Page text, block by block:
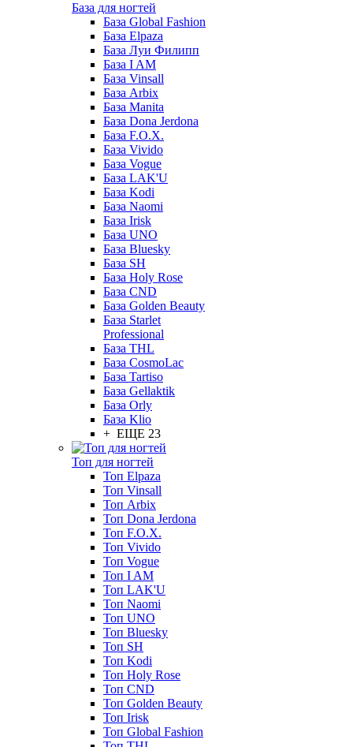
База для ногтей
База Global Fashion
База Elpaza
База Луи Филипп
База I AM
База Vinsall
База Arbix
База Manita
База Dona Jerdona
База F.O.X.
База Vivido
База Vogue
База LAK'U
База Kodi
База Naomi
База Irisk
База UNO
База Bluesky
База SH
База Holy Rose
База CND
База Golden Beauty
База Starlet
Professional
База THL
База CosmoLac
База Tartiso
База Gellaktik
База Orly
База Klio
+ ЕЩЕ 23
Топ для ногтей
Топ Elpaza
Топ Vinsall
Топ Arbix
Топ Dona Jerdona
Топ F.O.X.
Топ Vivido
Топ Vogue
Топ I AM
Топ LAK'U
Топ Naomi
Топ UNO
Топ Bluesky
Топ SH
Топ Kodi
Топ Holy Rose
Топ CND
Топ Golden Beauty
Топ Irisk
Топ Global Fashion